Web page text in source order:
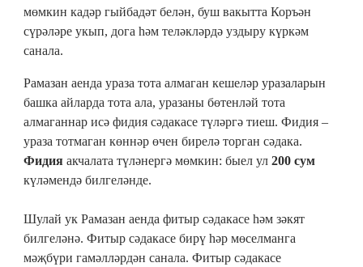
мөмкин кадәр гыйбадәт белән, буш вакытта Коръән
сүрәләре укып, дога һәм теләкләрдә уздыру күркәм
санала.
Рамазан аенда ураза тота алмаган кешеләр уразаларын
башка айларда тота ала, уразаны бөтенләй тота
алмаганнар исә фидия сәдакасе түләргә тиеш. Фидия –
ураза тотмаган көннәр өчен бирелә торган сәдака.
Фидия акчалата түләнергә мөмкин: быел ул 200 сум
күләмендә билгеләнде.
Шулай ук Рамазан аенда фитыр сәдакасе һәм зәкят
билгеләнә. Фитыр сәдакасе бирү һәр мөселманга
мәҗбүри гамәлләрдән санала. Фитыр сәдакасе